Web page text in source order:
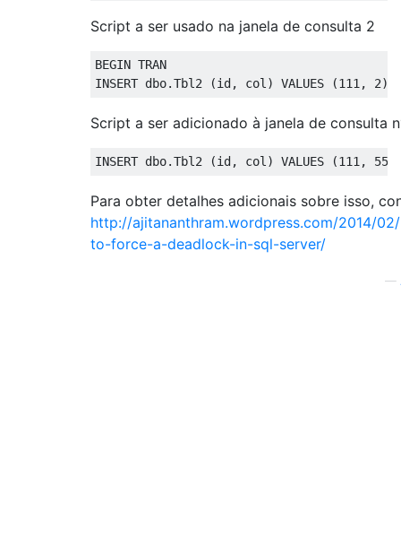
Script a ser usado na janela de consulta 2
BEGIN TRAN
INSERT dbo.Tbl2 (id , col ) VALUES (111 , 2)
Script a ser adicionado à janela de consulta
INSERT dbo.Tbl2 (id , col ) VALUES (111 , 555
Para obter detalhes adicionais sobre isso,
http://ajitananthram.wordpress.com/2014/
to-force-a-deadlock-in-sql-server/
—